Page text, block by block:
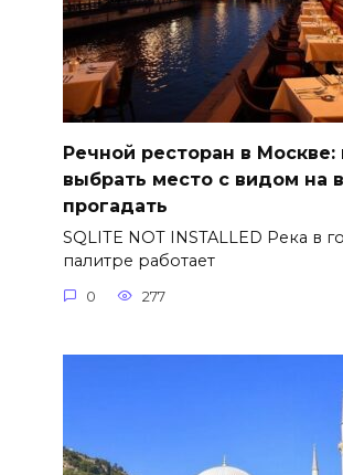
Речной ресторан в Москве:
выбрать место с видом на
прогадать
SQLITE NOT INSTALLED Река в
палитре работает
0 277